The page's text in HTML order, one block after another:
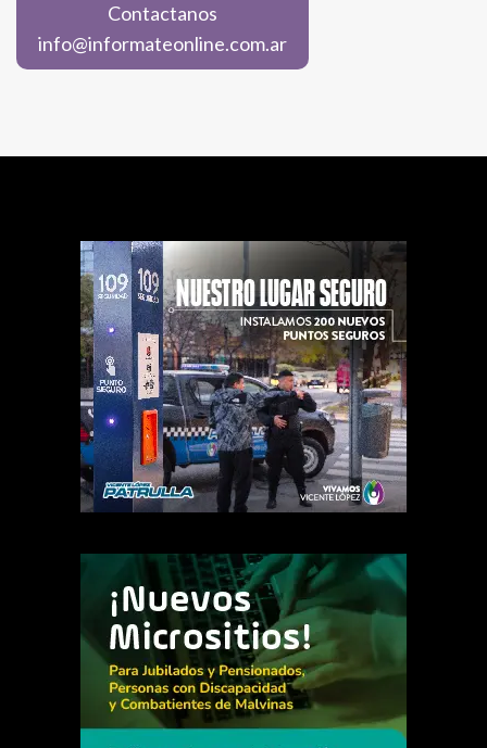
Contactanos
info@informateonline.com.ar